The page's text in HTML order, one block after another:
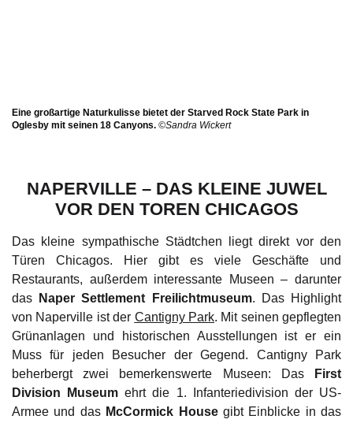
Eine großartige Naturkulisse bietet der Starved Rock State Park in
Oglesby mit seinen 18 Canyons. ©Sandra Wickert
NAPERVILLE – DAS KLEINE JUWEL
VOR DEN TOREN CHICAGOS
Das kleine sympathische Städtchen liegt direkt vor den
Türen Chicagos. Hier gibt es viele Geschäfte und
Restaurants, außerdem interessante Museen – darunter
das
Naper Settlement Freilichtmuseum. Das Highlight
von Naperville ist der Cantigny Park. Mit seinen gepflegten
Grünanlagen und historischen Ausstellungen ist er ein
Muss für jeden Besucher der Gegend. Cantigny Park
beherbergt zwei bemerkenswerte Museen: Das
First
Division Museum ehrt die 1. Infanteriedivision der US-
Armee und das McCormick Housegibt Einblicke in das